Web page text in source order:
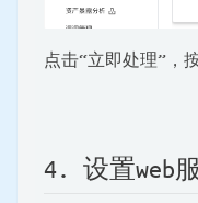
点击“立即处理”，
4. 设置web